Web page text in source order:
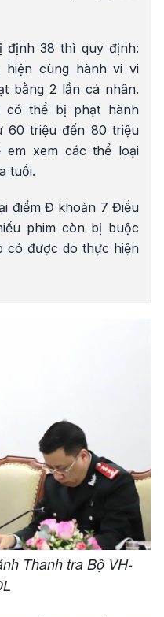
định 38 thì quy định:
cùng hành vi vi
bằng 2 lần cá nhân.
có thể bị phạt hành
60 triệu đến 80 triệu
xem các thể loại
tuổi.
điểm Đ khoản 7 Điều
phim còn bị buộc
có được do thực hiện
Thanh tra Bộ VH-